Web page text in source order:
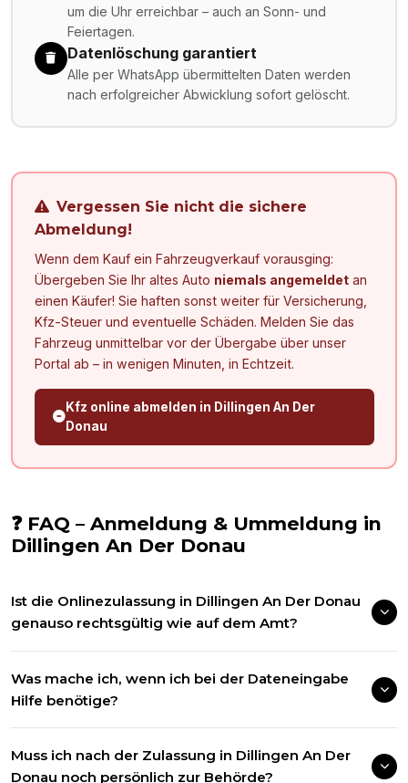
um die Uhr erreichbar – auch an Sonn- und
Feiertagen.
Datenlöschung garantiert
Alle per WhatsApp übermittelten Daten werden
nach erfolgreicher Abwicklung sofort gelöscht.
Vergessen Sie nicht die sichere
Abmeldung!
Wenn dem Kauf ein Fahrzeugverkauf vorausging:
Übergeben Sie Ihr altes Auto niemals angemeldetan
einen Käufer! Sie haften sonst weiter für Versicherung,
Kfz-Steuer und eventuelle Schäden. Melden Sie das
Fahrzeug unmittelbar vor der Übergabe über unser
Portal ab – in wenigen Minuten, in Echtzeit.
Kfz online abmelden in Dillingen An Der
Donau
❓ FAQ – Anmeldung & Ummeldung in
Dillingen An Der Donau
Ist die Onlinezulassung in Dillingen An Der Donau
genauso rechtsgültig wie auf dem Amt?
Was mache ich, wenn ich bei der Dateneingabe
Hilfe benötige?
Muss ich nach der Zulassung in Dillingen An Der
Donau noch persönlich zur Behörde?